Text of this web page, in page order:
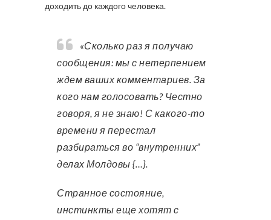
доходить до каждого человека.
«Сколько раз я получаю
сообщения: мы с нетерпением
ждем ваших комментариев. За
кого нам голосовать? Честно
говоря, я не знаю! С какого-то
времени я перестал
разбираться во “внутренних”
делах Молдовы {…}.
Странное состояние,
инстинкты еще хотят с